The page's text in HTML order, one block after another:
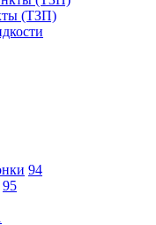
(ТЗП)
94
95